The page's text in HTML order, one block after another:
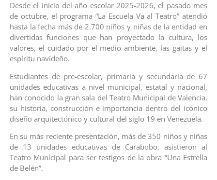
Desde el inicio del año escolar 2025-2026, el pasado mes
de octubre, el programa “La Escuela Va al Teatro” atendió
hasta la fecha más de 2.700 niños y niñas de la entidad en
divertidas funciones que han proyectado la cultura, los
valores, el cuidado por el medio ambiente, las gaitas y el
espíritu navideño.
Estudiantes de pre-escolar, primaria y secundaria de 67
unidades educativas a nivel municipal, estatal y nacional,
han conocido la gran sala del Teatro Municipal de Valencia,
su historia, construcción e importancia dentro del icónico
diseño arquitectónico y cultural del siglo 19 en Venezuela.
En su más reciente presentación, más de 350 niños y niñas
de 13 unidades educativas de Carabobo, asistieron al
Teatro Municipal para ser testigos de la obra “Una Estrella
de Belén”.